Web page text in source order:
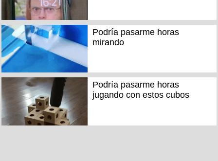
Podría pasarme horas
mirando
Podría pasarme horas
jugando con estos cubos